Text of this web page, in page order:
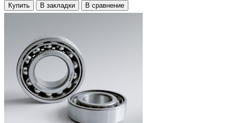
Купить В закладки В сравнение